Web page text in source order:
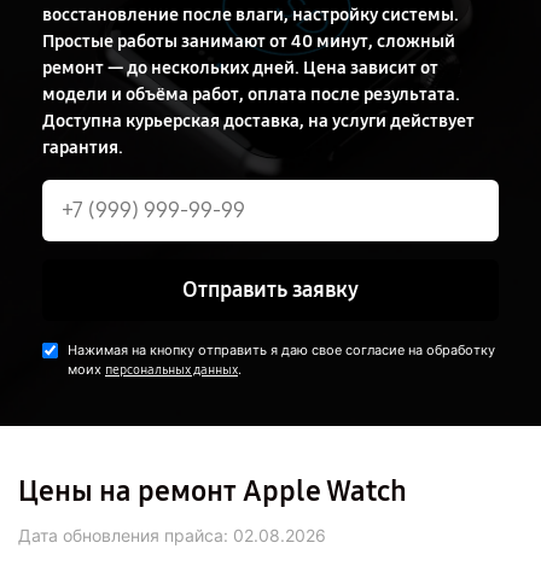
восстановление после влаги, настройку системы.
Простые работы занимают от 40 минут, сложный
ремонт — до нескольких дней. Цена зависит от
модели и объёма работ, оплата после результата.
Доступна курьерская доставка, на услуги действует
гарантия.
Отправить заявку
Нажимая на кнопку отправить я даю свое согласие на обработку
моих персональных данных.
Цены на ремонт Apple Watch
Дата обновления прайса: 02.08.2026